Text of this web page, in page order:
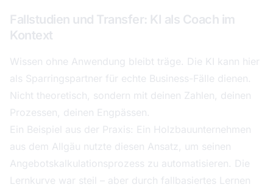
Fallstudien und Transfer: KI als Coach im
Kontext
Wissen ohne Anwendung bleibt träge. Die KI kann hier
als Sparringspartner für echte Business-Fälle dienen.
Nicht theoretisch, sondern mit deinen Zahlen, deinen
Prozessen, deinen Engpässen.
Ein Beispiel aus der Praxis: Ein Holzbauunternehmen
aus dem Allgäu nutzte diesen Ansatz, um seinen
Angebotskalkulationsprozess zu automatisieren. Die
Lernkurve war steil – aber durch fallbasiertes Lernen